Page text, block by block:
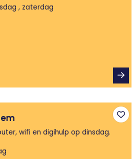
, zaterdag
wifi en digihulp op dinsdag.